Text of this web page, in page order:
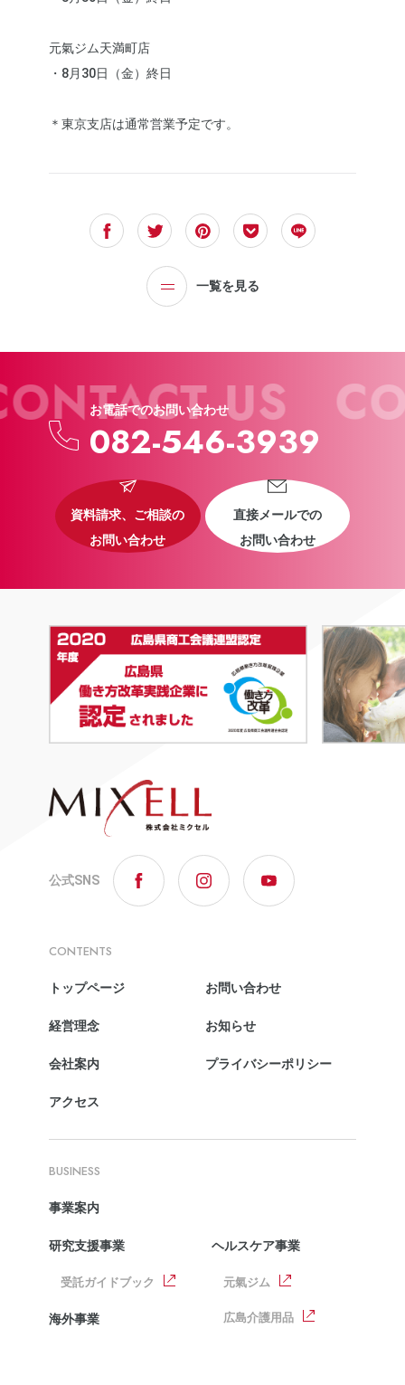
元氣ジム天満町店
・8月30日（金）終日
＊東京支店は通常営業予定です。
一覧を見る
US
お電話でのお問い合わせ
082-546-3939
資料請求、ご相談の
お問い合わせ
直接メールでの
お問い合わせ
公式SNS
CONTENTS
トップページ
経営理念
会社案内
アクセス
お問い合わせ
お知らせ
プライバシーポリシー
BUSINESS
事業案内
研究支援事業
受託ガイドブック
海外事業
ヘルスケア事業
元氣ジム
広島介護用品